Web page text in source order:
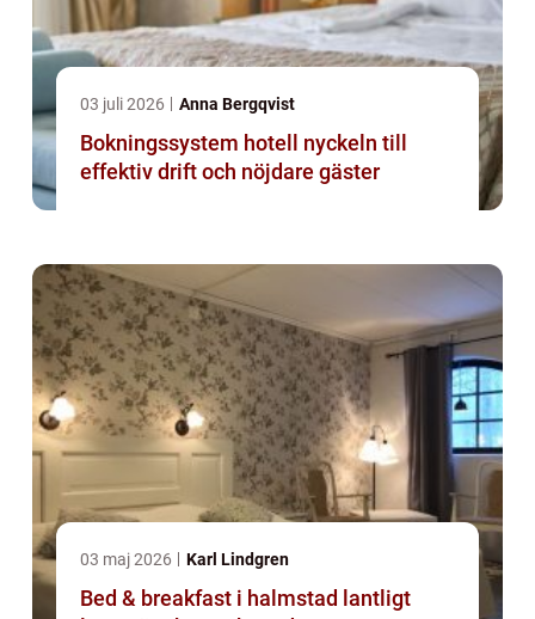
03 juli 2026 Anna Bergqvist
Bokningssystem hotell nyckeln till
effektiv drift och nöjdare gäster
03 maj 2026 Karl Lindgren
Bed & breakfast i halmstad lantligt